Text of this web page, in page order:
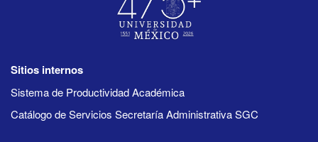
Sitios internos
Sistema de Productividad Académica
Catálogo de Servicios Secretaría Administrativa SGC